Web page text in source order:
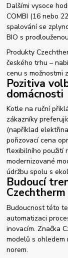
Dalšími vysoce
COMBI (16 nebo
spalování se
BIO s
Produkty
českého trhu –
cenu s možnostmi
Pozitiva
domácnosti
Kotle na ruční
zákazníky
(například
pořizovací cena
flexibilního použití
modernizované
údržbu spolu s
Budoucí
Czechtherm
Budoucnost této
automatizaci
inovacím. Značka
modelů s ohledem
norem.